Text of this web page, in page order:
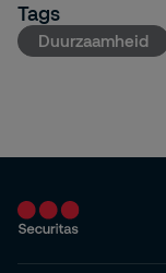
Tags
Duurzaamheid